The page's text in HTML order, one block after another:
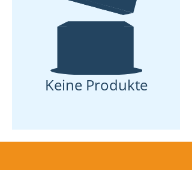
Keine Produkte